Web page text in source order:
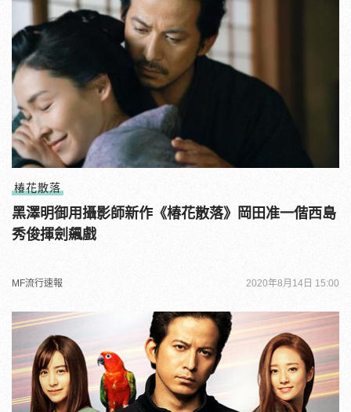
椿花散落
黑澤明御用攝影師新作《椿花散落》岡田准一偕西島
秀俊揮劍飆戲
MF流行速報 2020年8月14日 15:00